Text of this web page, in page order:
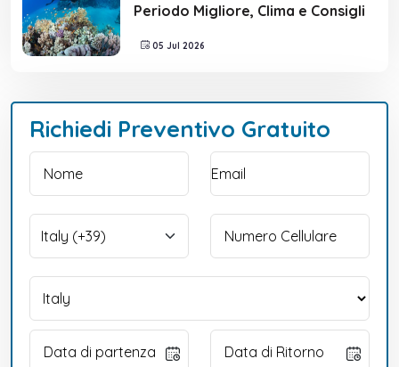
Periodo Migliore, Clima e Consigli
05 Jul 2026
Richiedi Preventivo Gratuito